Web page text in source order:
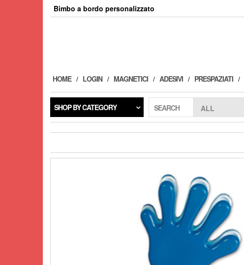
Bimbo a bordo personalizzato
HOME LOGIN MAGNETICI ADESIVI PRESPAZIATI
SHOP BY CATEGORY SEARCH